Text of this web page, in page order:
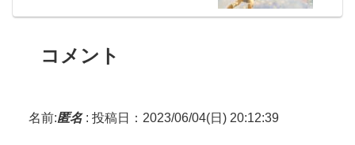
コメント
名前:匿名: 投稿日：2023/06/04(日) 20:12:39